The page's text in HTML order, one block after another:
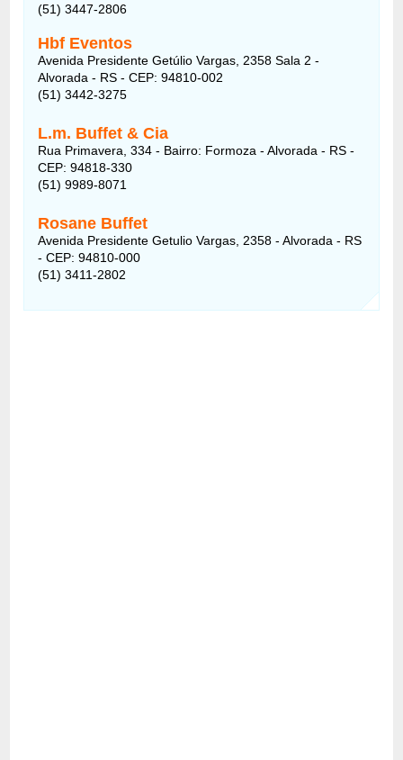
(51) 3447-2806
Hbf Eventos
Avenida Presidente Getúlio Vargas, 2358 Sala 2 -
Alvorada - RS - CEP: 94810-002
(51) 3442-3275
L.m. Buffet & Cia
Rua Primavera, 334 - Bairro: Formoza - Alvorada - RS -
CEP: 94818-330
(51) 9989-8071
Rosane Buffet
Avenida Presidente Getulio Vargas, 2358 - Alvorada - RS
- CEP: 94810-000
(51) 3411-2802